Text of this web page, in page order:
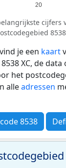
20
cijfers
8538
je een kaart
XC, de
het
alleadressen
8538